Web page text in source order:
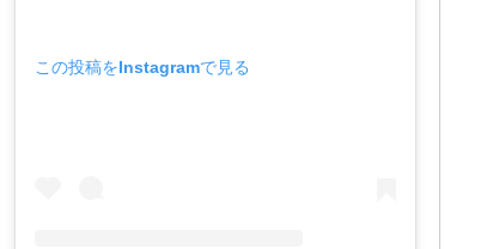
この投稿をInstagramで見る